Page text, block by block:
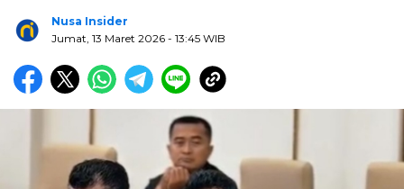
Nusa Insider
Jumat, 13 Maret 2026 - 13:45 WIB